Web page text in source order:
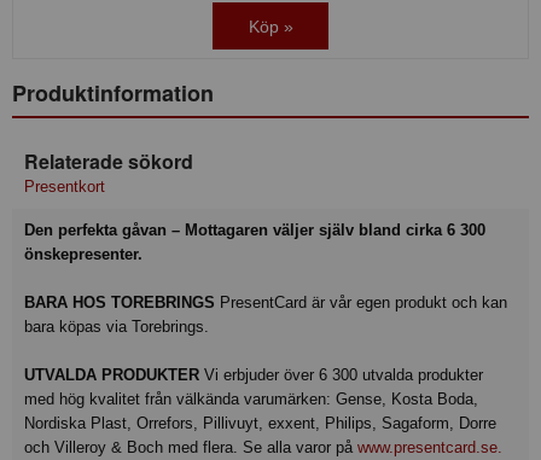
Köp »
Produktinformation
Relaterade sökord
Presentkort
Den perfekta gåvan – Mottagaren väljer själv bland cirka 6 300
önskepresenter.
BARA HOS TOREBRINGS PresentCard är vår egen produkt och kan
bara köpas via Torebrings.
UTVALDA PRODUKTER Vi erbjuder över 6 300 utvalda produkter
med hög kvalitet från välkända varumärken: Gense, Kosta Boda,
Nordiska Plast, Orrefors, Pillivuyt, exxent, Philips, Sagaform, Dorre
och Villeroy & Boch med flera. Se alla varor på www.presentcard.se.